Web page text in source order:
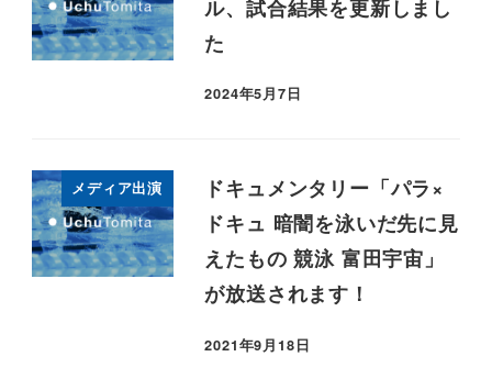
ル、試合結果を更新しまし
た
2024年5月7日
メディア出演
ドキュメンタリー「パラ×
ドキュ 暗闇を泳いだ先に見
えたもの 競泳 富田宇宙」
が放送されます！
2021年9月18日